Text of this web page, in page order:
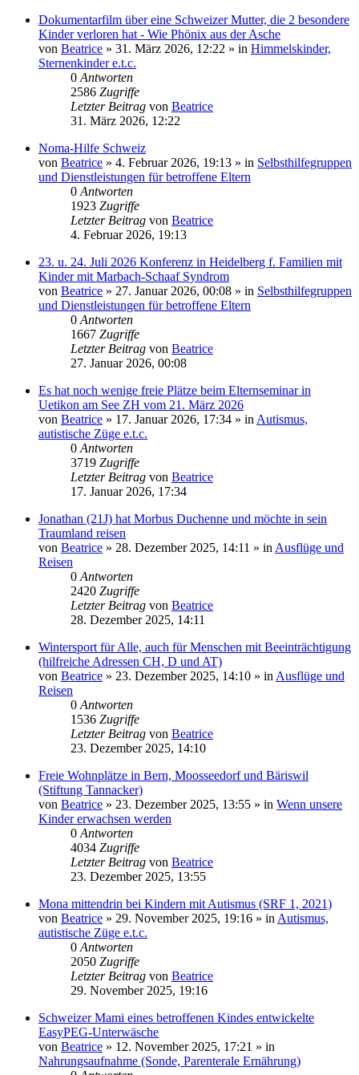
Dokumentarfilm über eine Schweizer Mutter, die 2 besondere
Kinder verloren hat - Wie Phönix aus der Asche
von Beatrice » 31. März 2026, 12:22 » in Himmelskinder,
Sternenkinder e.t.c.
0 Antworten
2586 Zugriffe
Letzter Beitrag von Beatrice
31. März 2026, 12:22
Noma-Hilfe Schweiz
von Beatrice » 4. Februar 2026, 19:13 » in Selbsthilfegruppen
und Dienstleistungen für betroffene Eltern
0 Antworten
1923 Zugriffe
Letzter Beitrag von Beatrice
4. Februar 2026, 19:13
23. u. 24. Juli 2026 Konferenz in Heidelberg f. Familien mit
Kinder mit Marbach-Schaaf Syndrom
von Beatrice » 27. Januar 2026, 00:08 » in Selbsthilfegruppen
und Dienstleistungen für betroffene Eltern
0 Antworten
1667 Zugriffe
Letzter Beitrag von Beatrice
27. Januar 2026, 00:08
Es hat noch wenige freie Plätze beim Elternseminar in
Uetikon am See ZH vom 21. März 2026
von Beatrice » 17. Januar 2026, 17:34 » in Autismus,
autistische Züge e.t.c.
0 Antworten
3719 Zugriffe
Letzter Beitrag von Beatrice
17. Januar 2026, 17:34
Jonathan (21J) hat Morbus Duchenne und möchte in sein
Traumland reisen
von Beatrice » 28. Dezember 2025, 14:11 » in Ausflüge und
Reisen
0 Antworten
2420 Zugriffe
Letzter Beitrag von Beatrice
28. Dezember 2025, 14:11
Wintersport für Alle, auch für Menschen mit Beeinträchtigung
(hilfreiche Adressen CH, D und AT)
von Beatrice » 23. Dezember 2025, 14:10 » in Ausflüge und
Reisen
0 Antworten
1536 Zugriffe
Letzter Beitrag von Beatrice
23. Dezember 2025, 14:10
Freie Wohnplätze in Bern, Moosseedorf und Bäriswil
(Stiftung Tannacker)
von Beatrice » 23. Dezember 2025, 13:55 » in Wenn unsere
Kinder erwachsen werden
0 Antworten
4034 Zugriffe
Letzter Beitrag von Beatrice
23. Dezember 2025, 13:55
Mona mittendrin bei Kindern mit Autismus (SRF 1, 2021)
von Beatrice » 29. November 2025, 19:16 » in Autismus,
autistische Züge e.t.c.
0 Antworten
2050 Zugriffe
Letzter Beitrag von Beatrice
29. November 2025, 19:16
Schweizer Mami eines betroffenen Kindes entwickelte
EasyPEG-Unterwäsche
von Beatrice » 12. November 2025, 17:21 » in
Nahrungsaufnahme (Sonde, Parenterale Ernährung)